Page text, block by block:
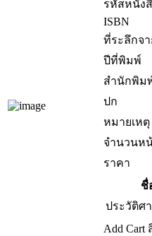
รหัสหนัง
ISBN
ที่ระลึกจ
ปีที่พิมพ์
สำนักพิม
ปก
หมายเหตุ
จำนวนห
ราคา
ชื่
ประวัติศ
Add Cart